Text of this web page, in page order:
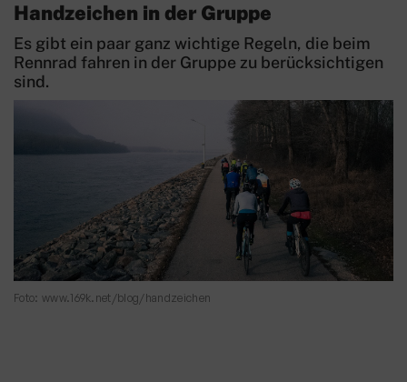
Handzeichen in der Gruppe
Es gibt ein paar ganz wichtige Regeln, die beim
Rennrad fahren in der Gruppe zu berücksichtigen
sind.
Foto: www.169k.net/blog/handzeichen
Turnen
Wettkampfturnen
Volleyball
Verantwortung